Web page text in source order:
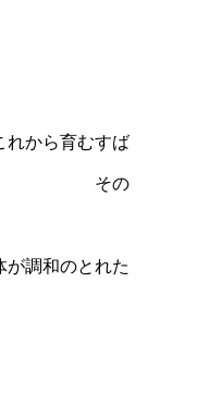
育むすば
。 その
のとれた